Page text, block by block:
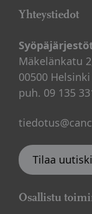
Yhteystiedot
Mäkelänkatu
00500 Helsinki
puh. 09 135
Tilaa
Osallistu